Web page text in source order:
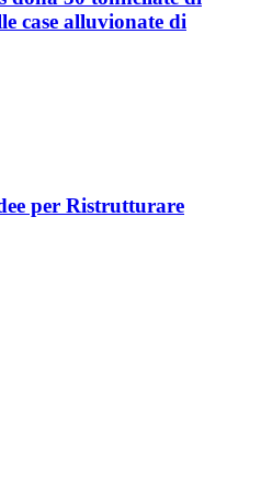
case alluvionate di
per Ristrutturare